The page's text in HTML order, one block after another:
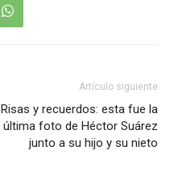
Artículo siguiente
Risas y recuerdos: esta fue la
última foto de Héctor Suárez
junto a su hijo y su nieto